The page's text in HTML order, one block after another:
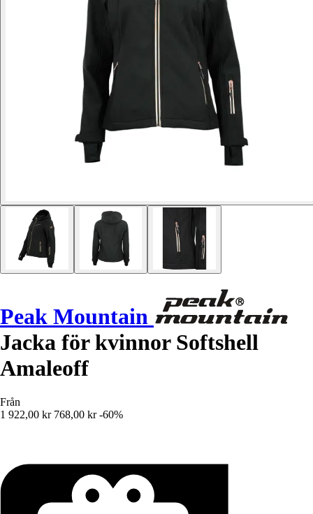
Peak Mountain
Jacka för kvinnor Softshell
Amaleoff
Från
1 922,00 kr 768,00 kr -60%